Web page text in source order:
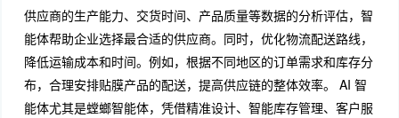
供应商的生产能力、交货时间、产品质量等数据的分析评估，智
能体帮助企业选择最合适的供应商。同时，优化物流配送路线，
降低运输成本和时间。例如，根据不同地区的订单需求和库存分
布，合理安排贴膜产品的配送，提高供应链的整体效率。 AI 智
能体尤其是螳螂智能体，凭借精准设计、智能库存管理、客户服